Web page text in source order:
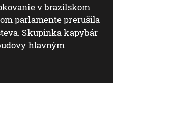
v brazílskom
parlamente prerušila
Skupinka kapybár
hlavným